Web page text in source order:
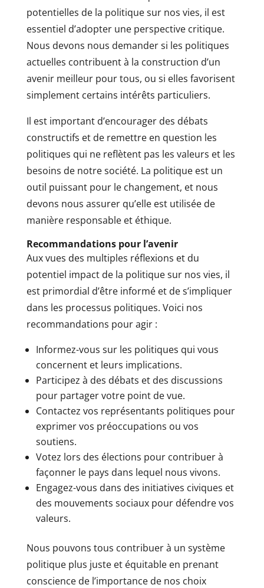
potentielles de la politique sur nos vies, il est
essentiel d’adopter une perspective critique.
Nous devons nous demander si les politiques
actuelles contribuent à la construction d’un
avenir meilleur pour tous, ou si elles favorisent
simplement certains intérêts particuliers.
Il est important d’encourager des débats
constructifs et de remettre en question les
politiques qui ne reflètent pas les valeurs et les
besoins de notre société. La politique est un
outil puissant pour le changement, et nous
devons nous assurer qu’elle est utilisée de
manière responsable et éthique.
Recommandations pour l’avenir
Aux vues des multiples réflexions et du
potentiel impact de la politique sur nos vies, il
est primordial d’être informé et de s’impliquer
dans les processus politiques. Voici nos
recommandations pour agir :
Informez-vous sur les politiques qui vous
concernent et leurs implications.
Participez à des débats et des discussions
pour partager votre point de vue.
Contactez vos représentants politiques pour
exprimer vos préoccupations ou vos
soutiens.
Votez lors des élections pour contribuer à
façonner le pays dans lequel nous vivons.
Engagez-vous dans des initiatives civiques et
des mouvements sociaux pour défendre vos
valeurs.
Nous pouvons tous contribuer à un système
politique plus juste et équitable en prenant
conscience de l’importance de nos choix